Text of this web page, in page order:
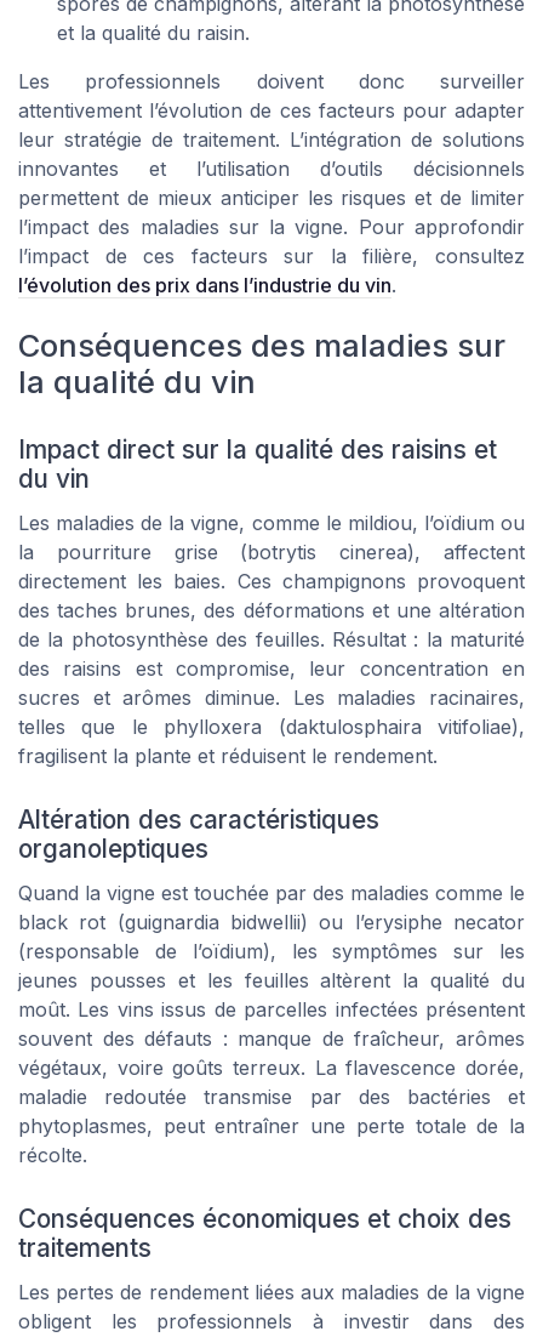
et la qualité du raisin.
Les professionnels doivent donc surveiller
attentivement l’évolution de ces facteurs pour adapter
leur stratégie de traitement. L’intégration de solutions
innovantes et l’utilisation d’outils décisionnels
permettent de mieux anticiper les risques et de limiter
l’impact des maladies sur la vigne. Pour approfondir
l’impact de ces facteurs sur la filière, consultez
l’évolution des prix dans l’industrie du vin.
Conséquences des maladies sur
la qualité du vin
Impact direct sur la qualité des raisins et
du vin
Les maladies de la vigne, comme le mildiou, l’oïdium ou
la pourriture grise (botrytis cinerea), affectent
directement les baies. Ces champignons provoquent
des taches brunes, des déformations et une altération
de la photosynthèse des feuilles. Résultat : la maturité
des raisins est compromise, leur concentration en
sucres et arômes diminue. Les maladies racinaires,
telles que le phylloxera (daktulosphaira vitifoliae),
fragilisent la plante et réduisent le rendement.
Altération des caractéristiques
organoleptiques
Quand la vigne est touchée par des maladies comme le
black rot (guignardia bidwellii) ou l’erysiphe necator
(responsable de l’oïdium), les symptômes sur les
jeunes pousses et les feuilles altèrent la qualité du
moût. Les vins issus de parcelles infectées présentent
souvent des défauts : manque de fraîcheur, arômes
végétaux, voire goûts terreux. La flavescence dorée,
maladie redoutée transmise par des bactéries et
phytoplasmes, peut entraîner une perte totale de la
récolte.
Conséquences économiques et choix des
traitements
Les pertes de rendement liées aux maladies de la vigne
obligent les professionnels à investir dans des